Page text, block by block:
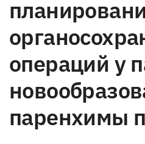
операций у
паренхимы